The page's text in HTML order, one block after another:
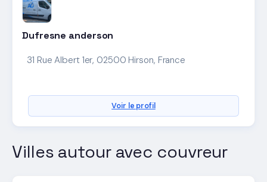
Dufresne anderson
31 Rue Albert 1er, 02500 Hirson, France
Voir le profil
Villes autour avec couvreur